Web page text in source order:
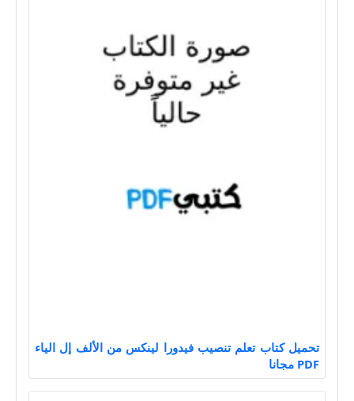
تحميل كتاب تعلم تنصيب فيدورا لينكس من الألف إل الياء
PDF مجانا